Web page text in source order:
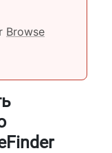
Browse